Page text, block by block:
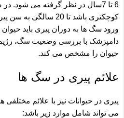
6 تا 7سال در نظر گرفته می شود.
کوچکتری باشد تا 20
ورود سگ ها به دوران پیری باید حیوان
دامپزشک با بررسی وضعیت سگ،
حیوان را مشخص می کند.
علائم پیری در سگ ها
پیری در حیوانات نیز با علائم
می تواند شامل موارد زیر باشد: